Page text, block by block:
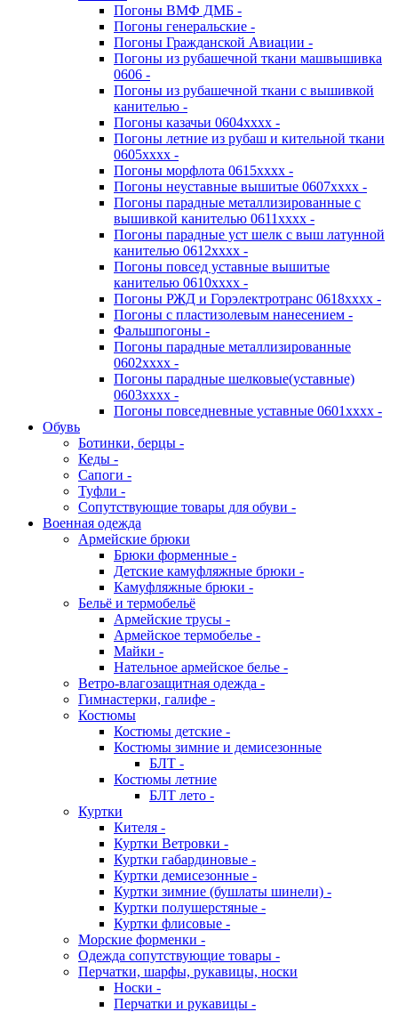
Погоны ВМФ ДМБ -
Погоны генеральские -
Погоны Гражданской Авиации -
Погоны из рубашечной ткани машвышивка
0606 -
Погоны из рубашечной ткани с вышивкой
канителью -
Погоны казачьи 0604хххх -
Погоны летние из рубаш и кительной ткани
0605хххх -
Погоны морфлота 0615хххх -
Погоны неуставные вышитые 0607хххх -
Погоны парадные металлизированные с
вышивкой канителью 0611хххх -
Погоны парадные уст шелк с выш латунной
канителью 0612хххх -
Погоны повсед уставные вышитые
канителью 0610хххх -
Погоны РЖД и Горэлектротранс 0618хххх -
Погоны с пластизолевым нанесением -
Фальшпогоны -
Погоны парадные металлизированные
0602хххх -
Погоны парадные шелковые(уставные)
0603хххх -
Погоны повседневные уставные 0601хххх -
Обувь
Ботинки, берцы -
Кеды -
Сапоги -
Туфли -
Сопутствующие товары для обуви -
Военная одежда
Армейские брюки
Брюки форменные -
Детские камуфляжные брюки -
Камуфляжные брюки -
Бельё и термобельё
Армейские трусы -
Армейское термобелье -
Майки -
Нательное армейское белье -
Ветро-влагозащитная одежда -
Гимнастерки, галифе -
Костюмы
Костюмы детские -
Костюмы зимние и демисезонные
БЛТ -
Костюмы летние
БЛТ лето -
Куртки
Кителя -
Куртки Ветровки -
Куртки габардиновые -
Куртки демисезонные -
Куртки зимние (бушлаты шинели) -
Куртки полушерстяные -
Куртки флисовые -
Морские форменки -
Одежда сопутствующие товары -
Перчатки, шарфы, рукавицы, носки
Носки -
Перчатки и рукавицы -